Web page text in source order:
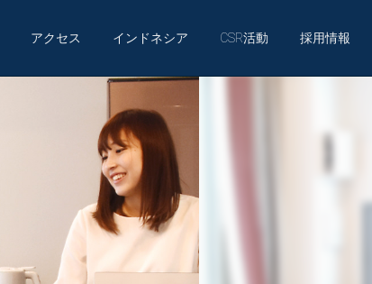
アクセス インドネシア CSR活動 採用情報